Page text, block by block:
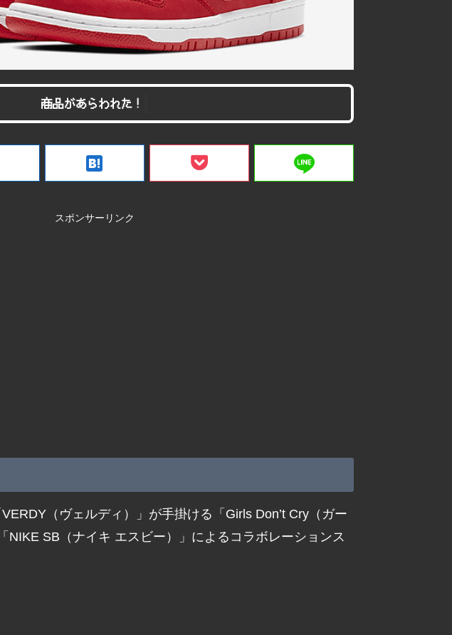
商品があらわれた！
hatenabookmark line
スポンサーリンク
（ヴェルディ）」が手掛ける「Girls Don’t Cry（ガー
NIKE SB（ナイキ エスビー）」によるコラボレーションス